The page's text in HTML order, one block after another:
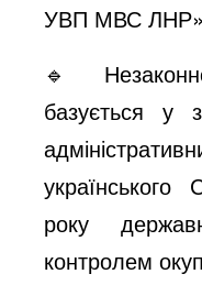
УВП МВС
🔹
базується у
року
контролем